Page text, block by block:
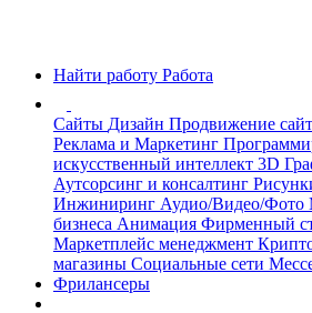
Найти работу Работа
Сайты Дизайн Продвижение
Реклама и Маркетинг
искусственный интеллект 3D
Аутсорсинг и консалтинг
Инжиниринг Аудио/Видео/Фото
бизнеса Анимация Фирменный
Маркетплейс менеджмент
магазины Социальные сети
Фрилансеры